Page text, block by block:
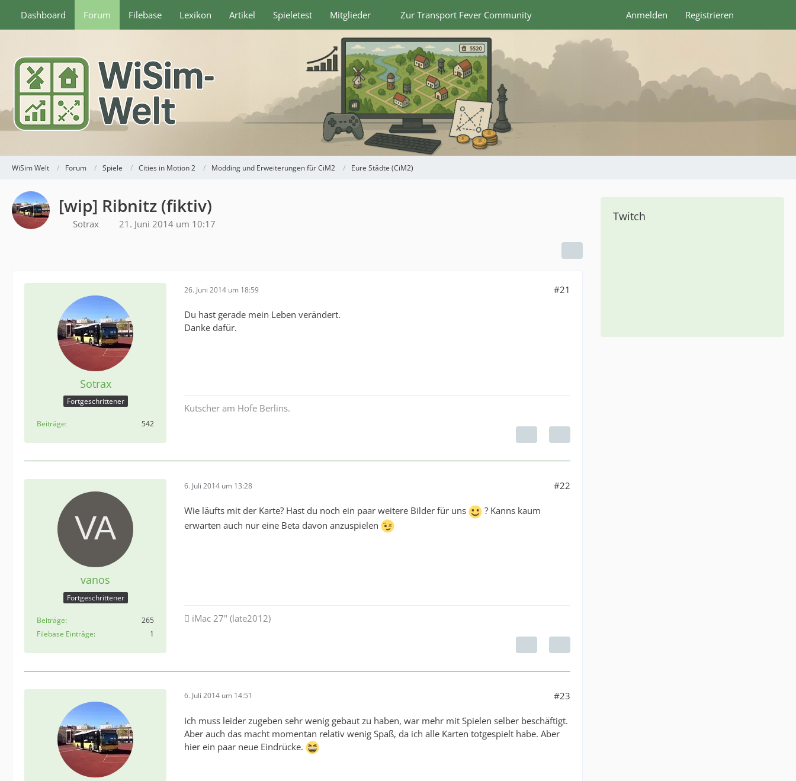
Dashboard Forum Filebase Lexikon Artikel Spieletest Mitglieder Zur Transport Fever Community Anmelden Registrieren
WiSim Welt Forum Spiele Cities in Motion 2 Modding und Erweiterungen für CiM2 Eure Städte (CiM2)
[wip] Ribnitz (fiktiv)
Sotrax 21. Juni 2014 um 10:17
Sotrax
Fortgeschrittener
Beiträge 542
26. Juni 2014 um 18:59 #21
Du hast gerade mein Leben verändert.
Danke dafür.
Kutscher am Hofe Berlins.
vanos
Fortgeschrittener
Beiträge
265
Filebase Einträge
1
6. Juli 2014 um 13:28 #22
Wie läufts mit der Karte? Hast du noch ein paar weitere Bilder für uns
? Kanns kaum
erwarten auch nur eine Beta davon anzuspielen
 iMac 27" (late2012)
6. Juli 2014 um 14:51 #23
Ich muss leider zugeben sehr wenig gebaut zu haben, war mehr mit Spielen selber beschäftigt.
Aber auch das macht momentan relativ wenig Spaß, da ich alle Karten totgespielt habe. Aber
hier ein paar neue Eindrücke.
Twitch